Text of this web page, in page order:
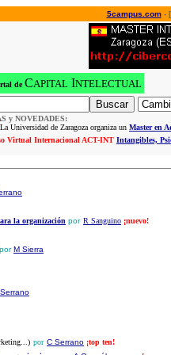
5campus.com - [
de CAPITAL INTELECTUAL
y NOVEDADES:
La Universidad de Zaragoza organiza un Master en
Virtual Internacional ACT-INT Intangibles,
la organización por R Sanguino ¡nuevo!
porM Sierra
por C Serrano ¡top ten!